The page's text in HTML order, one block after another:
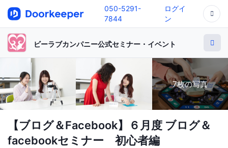
050-5291-
7844
ログイ
ン
ビーラブカンパニー公式セミナー・イベント
7枚の写真
【ブログ＆Facebook】６月度 ブログ＆
facebookセミナー 初心者編